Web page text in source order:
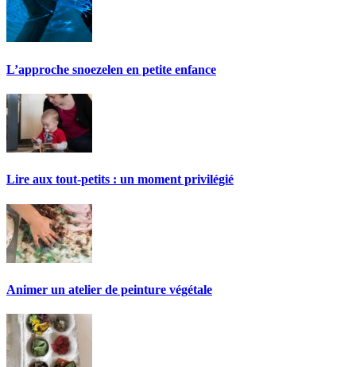
L’approche snoezelen en petite enfance
Lire aux tout-petits : un moment privilégié
Animer un atelier de peinture végétale